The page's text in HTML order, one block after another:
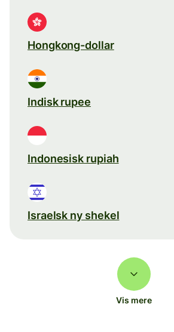
Hongkong-dollar
Indisk rupee
Indonesisk rupiah
Israelsk ny shekel
Vis mere